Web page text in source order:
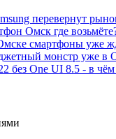
перевернут
Омск где
смартфоны уже
монстр уже в
без One UI 8.5 - в